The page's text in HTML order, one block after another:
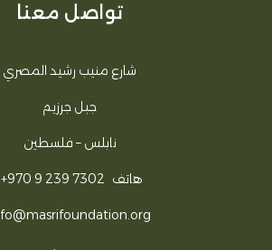
تواصل معنا
شارع منيب رشيد المصري
جبل جرزيم
نابلس – فلسطين
هاتف +970 9 239 7302
info@masrifoundation.org